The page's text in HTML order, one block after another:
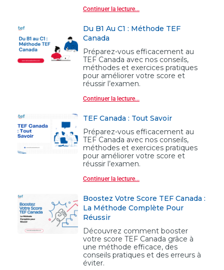
Continuer la lecture...
Du B1 Au C1 : Méthode TEF
Canada
Préparez-vous efficacement au
TEF Canada avec nos conseils,
méthodes et exercices pratiques
pour améliorer votre score et
réussir l’examen.
Continuer la lecture...
TEF Canada : Tout Savoir
Préparez-vous efficacement au
TEF Canada avec nos conseils,
méthodes et exercices pratiques
pour améliorer votre score et
réussir l’examen.
Continuer la lecture...
Boostez Votre Score TEF Canada :
La Méthode Complète Pour
Réussir
Découvrez comment booster
votre score TEF Canada grâce à
une méthode efficace, des
conseils pratiques et des erreurs à
éviter.